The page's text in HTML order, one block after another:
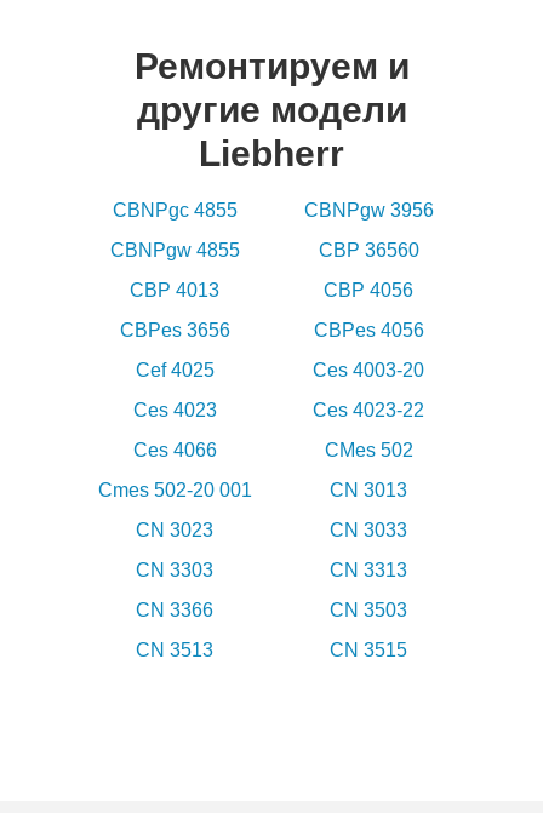
Ремонтируем и
другие модели
Liebherr
CBNPgc 4855
CBNPgw 3956
CBNPgw 4855
CBP 36560
CBP 4013
CBP 4056
CBPes 3656
CBPes 4056
Cef 4025
Ces 4003-20
Ces 4023
Ces 4023-22
Ces 4066
CMes 502
Cmes 502-20 001
CN 3013
CN 3023
CN 3033
CN 3303
CN 3313
CN 3366
CN 3503
CN 3513
CN 3515